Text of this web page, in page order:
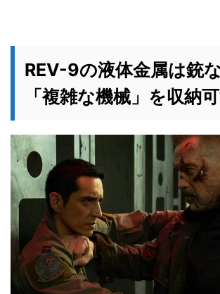
REV-9の液体金属は銃
「複雑な機械」を収納